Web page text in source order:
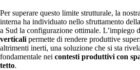
Per superare questo limite strutturale, la
interna ha individuato nello sfruttamento
a Sud la configurazione ottimale. L’impiego
verticali permette di rendere produttive
altrimenti inerti, una soluzione che si sta
fondamentale nei contesti produttivi con
tetto.